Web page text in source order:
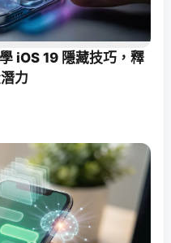
iOS 19 隱藏技巧，釋
力